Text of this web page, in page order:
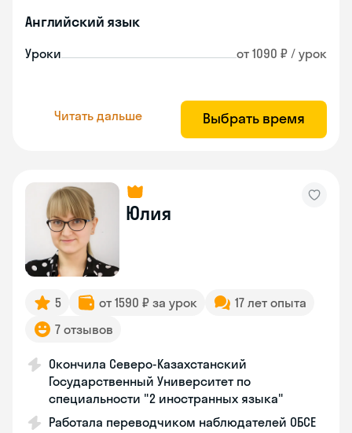
Английский язык
Уроки от 1090 ₽ / урок
Читать дальше Выбрать время
Юлия
5 от 1590 ₽ за урок
17 лет опыта
7 отзывов
Окончила Северо-Казахстанский
Государственный Университет по
специальности "2 иностранных языка"
Работала переводчиком наблюдателей ОБСЕ